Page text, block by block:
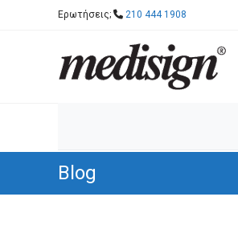
Ερωτήσεις; 210 444 1908
Blog